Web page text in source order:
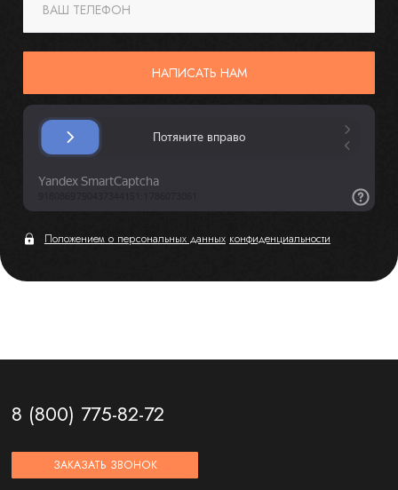
ВАШ ТЕЛЕФОН
НАПИСАТЬ НАМ
Положением о персональных данных конфиденциальности
8 (800) 775-82-72
ЗАКАЗАТЬ ЗВОНОК